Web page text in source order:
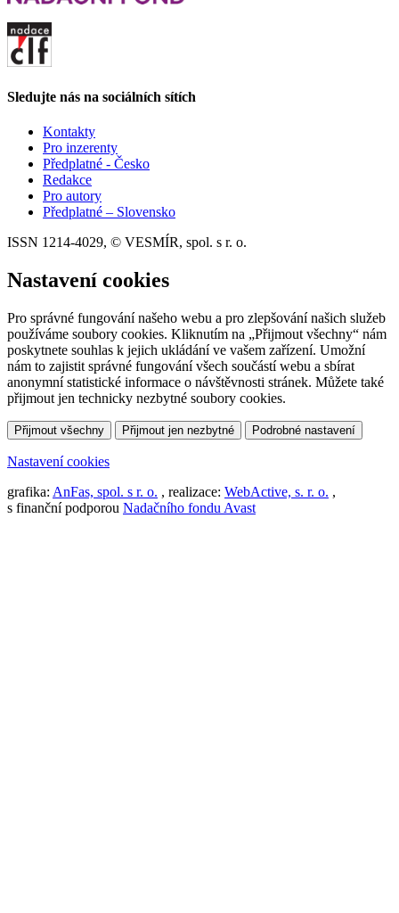
Sledujte nás na sociálních sítích
Kontakty
Pro inzerenty
Předplatné - Česko
Redakce
Pro autory
Předplatné – Slovensko
ISSN 1214-4029, © VESMÍR, spol. s r. o.
Nastavení cookies
Pro správné fungování našeho webu a pro zlepšování našich služeb
používáme soubory cookies. Kliknutím na „Přijmout všechny“ nám
poskytnete souhlas k jejich ukládání ve vašem zařízení. Umožní
nám to zajistit správné fungování všech součástí webu a sbírat
anonymní statistické informace o návštěvnosti stránek. Můžete také
přijmout jen technicky nezbytné soubory cookies.
Přijmout všechny Přijmout jen nezbytné Podrobné nastavení
Nastavení cookies
grafika: AnFas, spol. s r. o. , realizace: WebActive, s. r. o. ,
s finanční podporou Nadačního fondu Avast